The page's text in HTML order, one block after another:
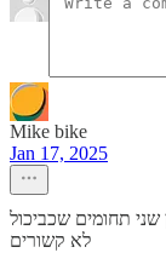
Mike bike
Jan 17, 2025
תחומים שכביכול
לא קשורים